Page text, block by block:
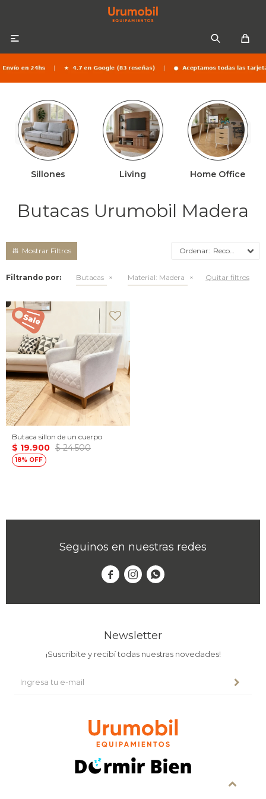

Sillones Living Home Office
Butacas Urumobil Madera
Recomendados
Filtrando por: Butacas Material: Madera Quitar filtros
Butaca sillon de un cuerpo
$ 19.900 $ 24.500
18
Seguinos en nuestras redes
  
Newsletter
¡Suscribite y recibí todas nuestras novedades!
Colchones
Sommiers
Ropa de cama
Mesas de luz